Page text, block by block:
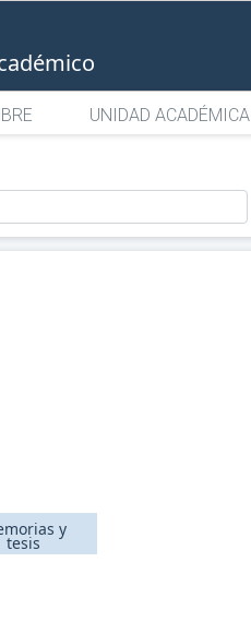
UNIDAD ACADÉMICA
y
tesis